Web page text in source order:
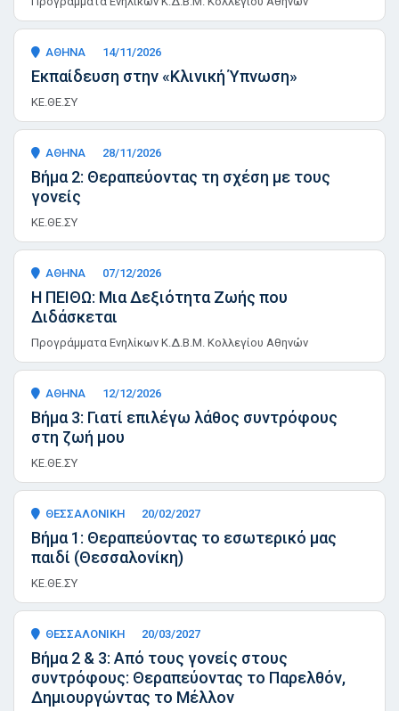
ΑΘΗΝΑ 14/11/2026
Εκπαίδευση στην «Κλινική Ύπνωση»
ΚΕ.ΘΕ.ΣΥ
ΑΘΗΝΑ 28/11/2026
Βήμα 2: Θεραπεύοντας τη σχέση με τους
γονείς
ΚΕ.ΘΕ.ΣΥ
ΑΘΗΝΑ 07/12/2026
Η ΠΕΙΘΩ: Μια Δεξιότητα Ζωής που
Διδάσκεται
Προγράμματα Ενηλίκων Κ.Δ.Β.Μ. Κολλεγίου Αθηνών
ΑΘΗΝΑ 12/12/2026
Βήμα 3: Γιατί επιλέγω λάθος συντρόφους
στη ζωή μου
ΚΕ.ΘΕ.ΣΥ
ΘΕΣΣΑΛΟΝΙΚΗ 20/02/2027
Βήμα 1: Θεραπεύοντας το εσωτερικό μας
παιδί (Θεσσαλονίκη)
ΚΕ.ΘΕ.ΣΥ
ΘΕΣΣΑΛΟΝΙΚΗ 20/03/2027
Βήμα 2 & 3: Από τους γονείς στους
συντρόφους: Θεραπεύοντας το Παρελθόν,
Δημιουργώντας το Μέλλον